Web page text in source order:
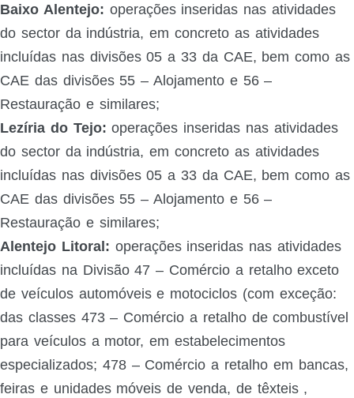
Baixo Alentejo: operações inseridas nas atividades
do sector da indústria, em concreto as atividades
incluídas nas divisões 05 a 33 da CAE, bem como as
CAE das divisões 55 – Alojamento e 56 –
Restauração e similares;
Lezíria do Tejo: operações inseridas nas atividades
do sector da indústria, em concreto as atividades
incluídas nas divisões 05 a 33 da CAE, bem como as
CAE das divisões 55 – Alojamento e 56 –
Restauração e similares;
Alentejo Litoral: operações inseridas nas atividades
incluídas na Divisão 47 – Comércio a retalho exceto
de veículos automóveis e motociclos (com exceção:
das classes 473 – Comércio a retalho de combustível
para veículos a motor, em estabelecimentos
especializados; 478 – Comércio a retalho em bancas,
feiras e unidades móveis de venda, de têxteis ,